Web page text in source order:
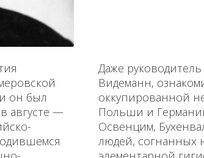
он был
августе —
Даже
Видеманн,
оккупированной
Польши и
Освенцим,
людей,